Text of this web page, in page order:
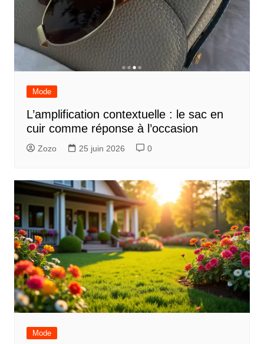
Mode
L’amplification contextuelle : le sac en
cuir comme réponse à l’occasion
Zozo 25 juin 2026 0
Mode